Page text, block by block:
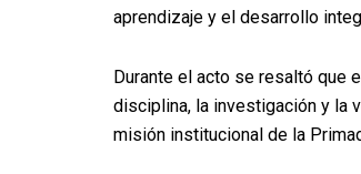
aprendizaje y el desarrollo
Durante el acto se resaltó que
disciplina, la investigación y la
misión institucional de la